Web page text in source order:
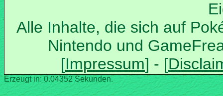
Alle Inhalte, die sich auf
Nintendo und
Erzeugt in: 0.04352 Sekunden.